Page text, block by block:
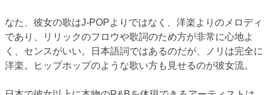
なた、彼女の歌はJ-POPよりではなく、洋楽よりのメロディ
であり、リリックのフロウや歌詞のため方が非常に心地よ
く、センスがいい。日本語詞ではあるのだが、ノリは完全に
洋楽。ヒップホップのような歌い方も見せるのが彼女流。